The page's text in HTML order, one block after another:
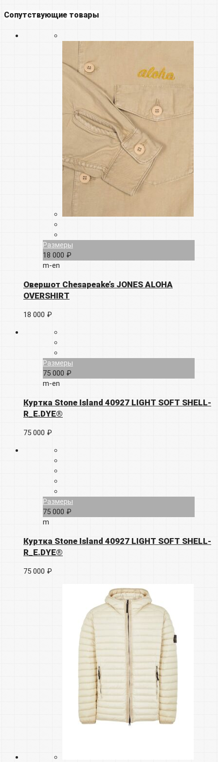
Сопутствующие товары
Размеры
18 000 ₽
m-en
Овершот Chesapeake’s JONES ALOHA
OVERSHIRT
18 000 ₽
Размеры
75 000 ₽
m-en
Куртка Stone Island 40927 LIGHT SOFT SHELL-
R_E.DYE®
75 000 ₽
Размеры
75 000 ₽
m
Куртка Stone Island 40927 LIGHT SOFT SHELL-
R_E.DYE®
75 000 ₽